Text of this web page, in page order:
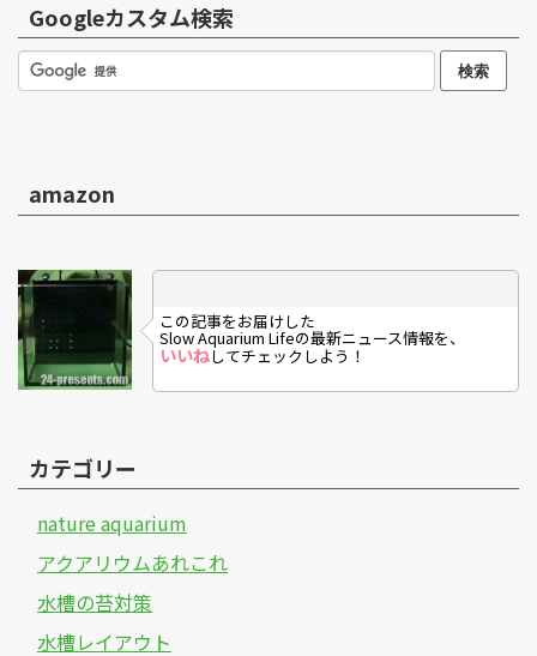
Googleカスタム検索
amazon
この記事をお届けした
Slow Aquarium Lifeの最新ニュース情報を、
いいねしてチェックしよう！
カテゴリー
nature aquarium
アクアリウムあれこれ
水槽の苔対策
水槽レイアウト